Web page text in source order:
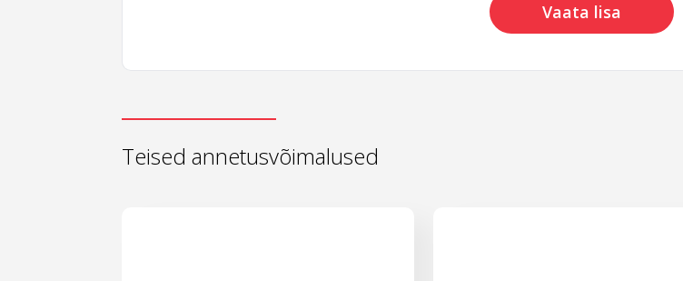
Vaata lisa
Teised annetusvõimalused